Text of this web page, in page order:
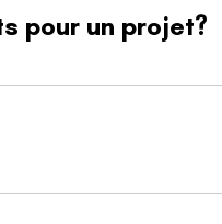
pour un projet?
que le budget global pour
Notre équipe